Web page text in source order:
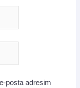
posta adresim